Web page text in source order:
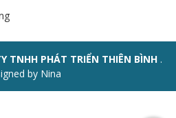
TNHH PHÁT TRIỂN THIÊN BÌNH .
by Nina